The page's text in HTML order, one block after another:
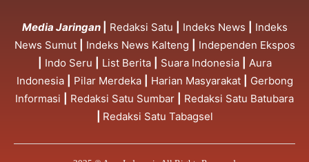
Media Jaringan Redaksi Satu Indeks News
Indeks
News Sumut
Indeks News Kalteng
Independen Ekspos
Indo Seru List Berita Suara Indonesia
Aura
Indonesia
Pilar Merdeka Harian Masyarakat
Gerbong
Informasi
Redaksi Satu Sumbar
Redaksi Satu Batubara
Redaksi Satu Tabagsel